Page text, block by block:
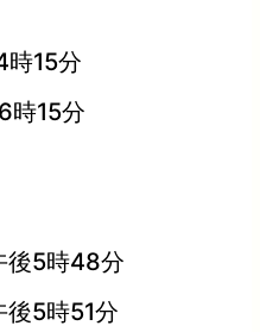
15分
時15分
後5時48分
5時51分